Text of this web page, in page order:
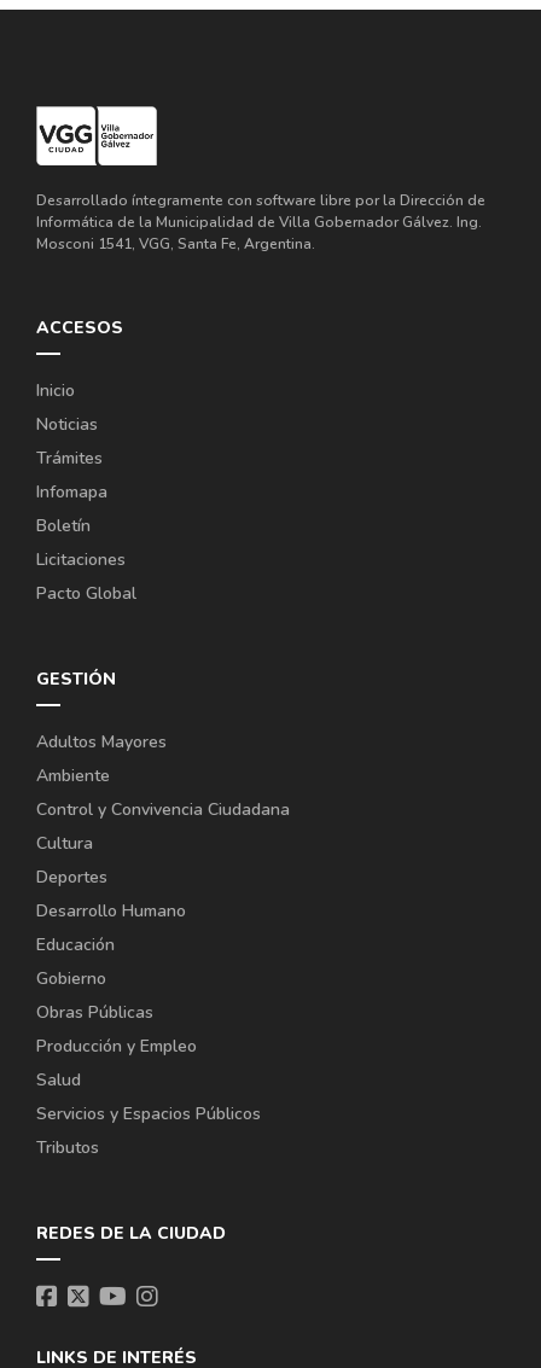
Desarrollado íntegramente con software libre por la Dirección de
Informática de la Municipalidad de Villa Gobernador Gálvez. Ing.
Mosconi 1541, VGG, Santa Fe, Argentina.
ACCESOS
Inicio
Noticias
Trámites
Infomapa
Boletín
Licitaciones
Pacto Global
GESTIÓN
Adultos Mayores
Ambiente
Control y Convivencia Ciudadana
Cultura
Deportes
Desarrollo Humano
Educación
Gobierno
Obras Públicas
Producción y Empleo
Salud
Servicios y Espacios Públicos
Tributos
REDES DE LA CIUDAD
LINKS DE INTERÉS